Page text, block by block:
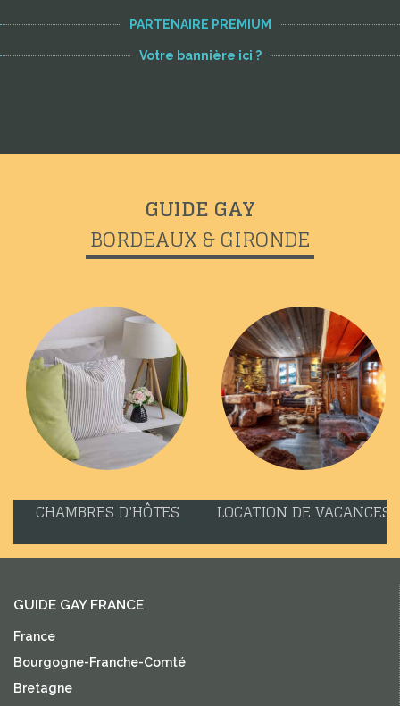
PARTENAIRE PREMIUM
Votre bannière ici ?
GUIDE GAY
BORDEAUX & GIRONDE
CHAMBRES D'HÔTES LOCATION DE VACANCES
GUIDE GAY FRANCE
France
Bourgogne-Franche-Comté
Bretagne